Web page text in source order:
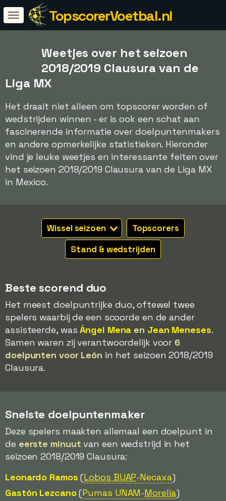
TopscorerVoetbal.nl
Weetjes over het seizoen
2018/2019 Clausura van de
Liga MX
Het draait niet alleen om topscorer worden of
wedstrijden winnen - er is ook een schat aan
fascinerende informatie over doelpuntenmakers
en andere opmerkelijke statistieken. Hieronder
vind je leuke weetjes en interessante feiten over
het seizoen 2018/2019 Clausura van de Liga MX
in Mexico.
Wissel seizoen
Topscorers
Stand & wedstrijden
Beste scorend duo
Het meest doelpuntrijke duo, oftewel twee
spelers waarbij de een scoorde en de ander
assisteerde, wasÁngel Mena en Jean Meneses.
Samen waren zij verantwoordelijk voor 6
doelpunten voor León in het seizoen 2018/2019
Clausura.
Snelste doelpuntenmaker
Deze spelers maakten allemaal een doelpunt in
de eerste minuut van een wedstrijd in het
seizoen 2018/2019 Clausura:
Leonardo Ramos (Lobos BUAP-Necaxa)
Gastón Lezcano(Pumas UNAM-Morelia)